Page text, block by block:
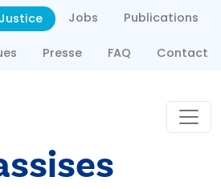
Jobs Publications
Presse FAQ Contact